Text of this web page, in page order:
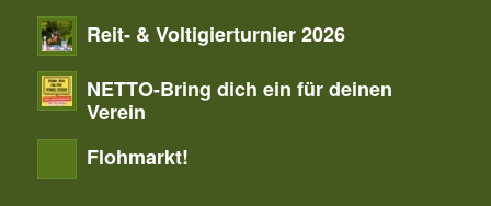
Reit- & Voltigierturnier 2026
NETTO-Bring dich ein für deinen
Verein
Flohmarkt!